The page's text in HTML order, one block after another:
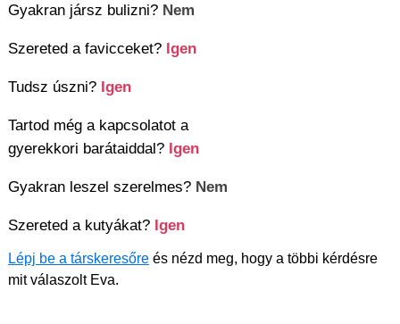
Gyakran jársz bulizni? Nem
Szereted a favicceket? Igen
Tudsz úszni? Igen
Tartod még a kapcsolatot a
gyerekkori barátaiddal? Igen
Gyakran leszel szerelmes? Nem
Szereted a kutyákat? Igen
Lépj be a társkeresőre és nézd meg, hogy a többi kérdésre
mit válaszolt Eva.